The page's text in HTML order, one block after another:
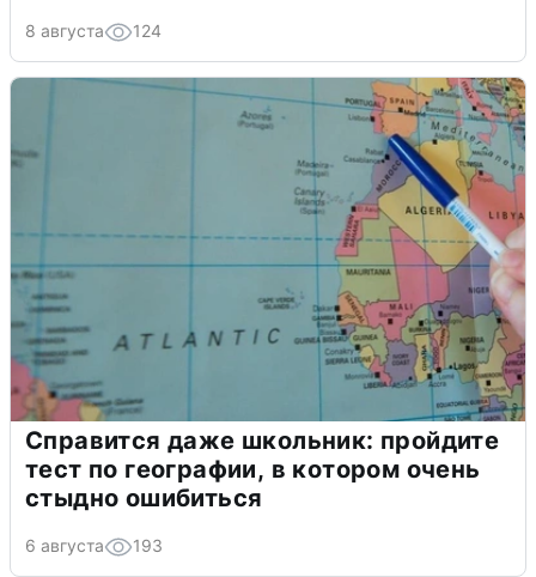
8 августа 124
Справится даже школьник: пройдите
тест по географии, в котором очень
стыдно ошибиться
6 августа 193